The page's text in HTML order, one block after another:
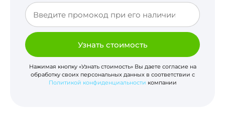
Узнать стоимость
Нажимая кнопку «Узнать стоимость» Вы даете согласие на
обработку своих персональных данных в соответствии с
Политикой конфиденциальности компании